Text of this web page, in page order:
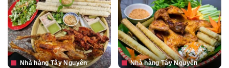
Nhà hàng Tây Nguyên Nhà hàng Tây Nguyên